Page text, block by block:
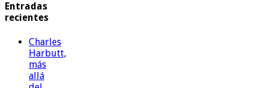
Entradas
recientes
Charles
Harbutt,
más
allá